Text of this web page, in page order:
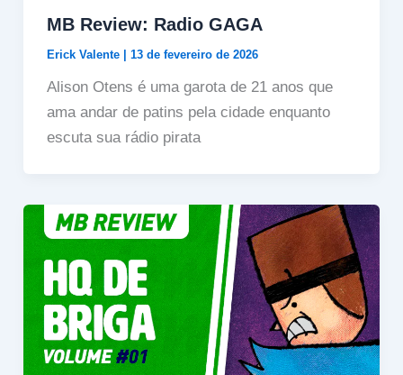
MB Review: Radio GAGA
Erick Valente 13 de fevereiro de 2026
Alison Otens é uma garota de 21 anos que
ama andar de patins pela cidade enquanto
escuta sua rádio pirata